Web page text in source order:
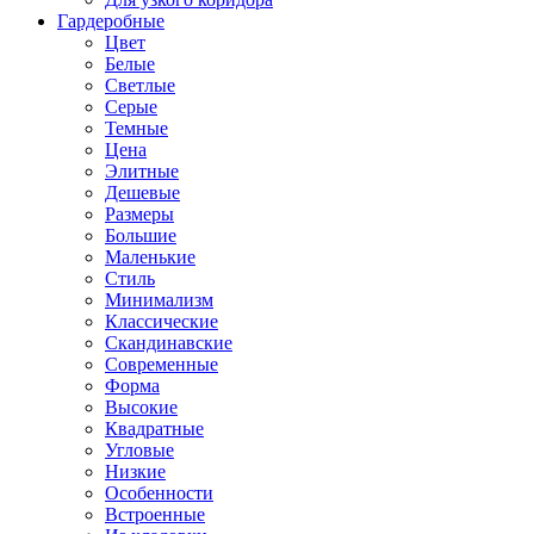
Гардеробные
Цвет
Белые
Светлые
Серые
Темные
Цена
Элитные
Дешевые
Размеры
Большие
Маленькие
Стиль
Минимализм
Классические
Скандинавские
Современные
Форма
Высокие
Квадратные
Угловые
Низкие
Особенности
Встроенные